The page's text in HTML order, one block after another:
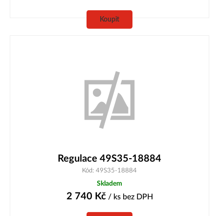
Koupit
Regulace 49S35-18884
Kód: 49S35-18884
Skladem
2 740 Kč/ ks bez DPH